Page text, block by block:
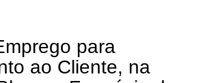
para
ao Cliente, na